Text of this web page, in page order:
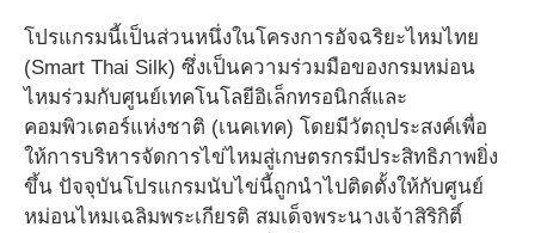
โปรแกรมนี้เป็นส่วนหนึ่งในโครงการอัจฉริยะไหมไทย
(Smart Thai Silk) ซึ่งเป็นความร่วมมือของกรมหม่อน
ไหมร่วมกับศูนย์เทคโนโลยีอิเล็กทรอนิกส์และ
คอมพิวเตอร์แห่งชาติ (เนคเทค) โดยมีวัตถุประสงค์เพื่อ
ให้การบริหารจัดการไข่ไหมสู่เกษตรกรมีประสิทธิภาพยิ่ง
ขึ้น ปัจจุบันโปรแกรมนับไข่นี้ถูกนำไปติดตั้งให้กับศูนย์
หม่อนไหมเฉลิมพระเกียรติ สมเด็จพระนางเจ้าสิริกิติ์